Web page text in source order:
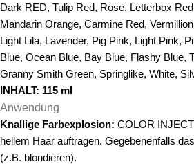
Dark RED, Tulip Red, Rose, Letterbox
Mandarin Orange, Carmine Red,
Light Lila, Lavender, Pig Pink, Light Pink,
Blue, Ocean Blue, Bay Blue, Flashy Blue,
Granny Smith Green, Springlike, White,
INHALT: 115 ml
Anwendung
Knallige Farbexplosion: COLOR
hellem Haar auftragen. Gegebenenfalls
(z.B. blondieren).